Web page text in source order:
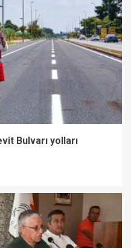
Bulvarı yolları